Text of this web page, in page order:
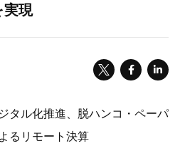
実現
タル化推進、脱ハンコ・ペーパ
るリモート決算